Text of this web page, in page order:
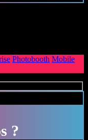
Photobooth Mobile
?